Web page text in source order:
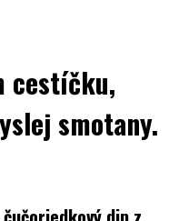
cestíčku,
smotany.